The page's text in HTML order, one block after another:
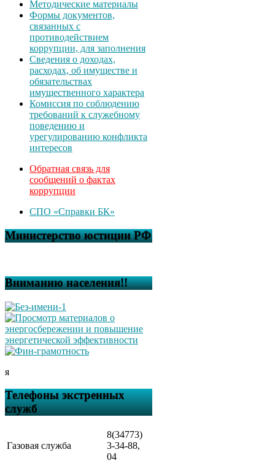
Методические материалы
Формы документов,
связанных с
противодействием
коррупции, для заполнения
Сведения о доходах,
расходах, об имуществе и
обязательствах
имущественного характера
Комиссия по соблюдению
требований к служебному
поведению и
урегулированию конфликта
интересов
Обратная связь для
сообщений о фактах
коррупции
СПО «Справки БК»
Министерство юстиции РФ
Вниманию населения!!
я
Телефоны экстренных
служб
Газовая служба
8(34773)
3-34-88,
04